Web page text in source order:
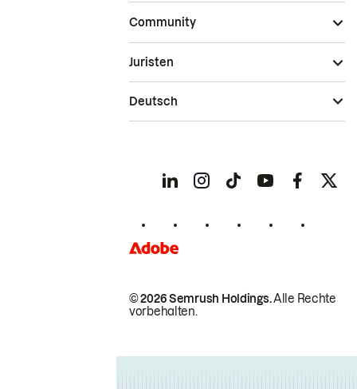
Community
© 2026 Semrush Holdings.Alle Rechte
vorbehalten.
Juristen
Deutsch